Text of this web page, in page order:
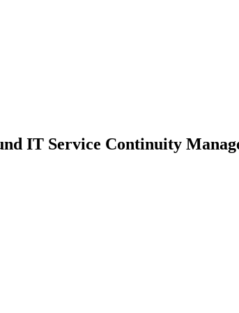
IT Service Continuity